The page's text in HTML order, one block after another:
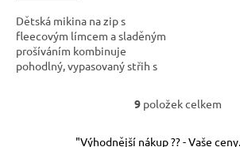
Dětská mikina na zip s
fleecovým límcem a sladěným
prošíváním kombinuje
pohodlný, vypasovaný střih s
rychleschnoucí materiál
O
l
9 položek celkem
"Výhodnější nákup ?? - Vaše